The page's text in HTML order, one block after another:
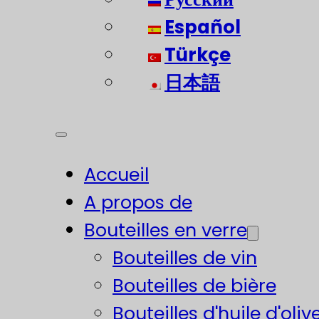
Español
Türkçe
日本語
Accueil
A propos de
Bouteilles en verre
Bouteilles de vin
Bouteilles de bière
Bouteilles d'huile